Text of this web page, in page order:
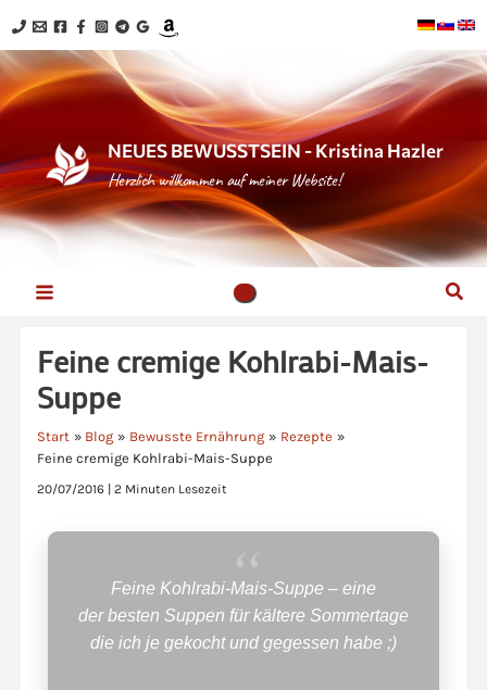
Inhalt
springen
NEUES BEWUSSTSEIN - Kristina Hazler
Herzlich willkommen auf meiner Website!
Feine cremige Kohlrabi-Mais-
Suppe
Start Blog Bewusste Ernährung
Rezepte
Feine cremige Kohlrabi-Mais-Suppe
20/07/2016 2 Minuten Lesezeit
Feine Kohlrabi-Mais-Suppe – eine
der besten Suppen für kältere Sommertage
die ich je gekocht und gegessen habe ;)